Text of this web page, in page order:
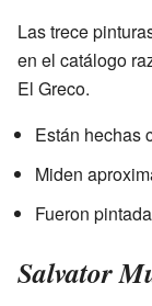
Las trece
en el catálogo
El Greco.
Están hechas
Miden
Fueron
Salvator